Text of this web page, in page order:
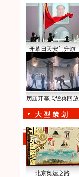
开幕日天安门升旗
历届开幕式经典回放
大 型 策 划
北京奥运之路